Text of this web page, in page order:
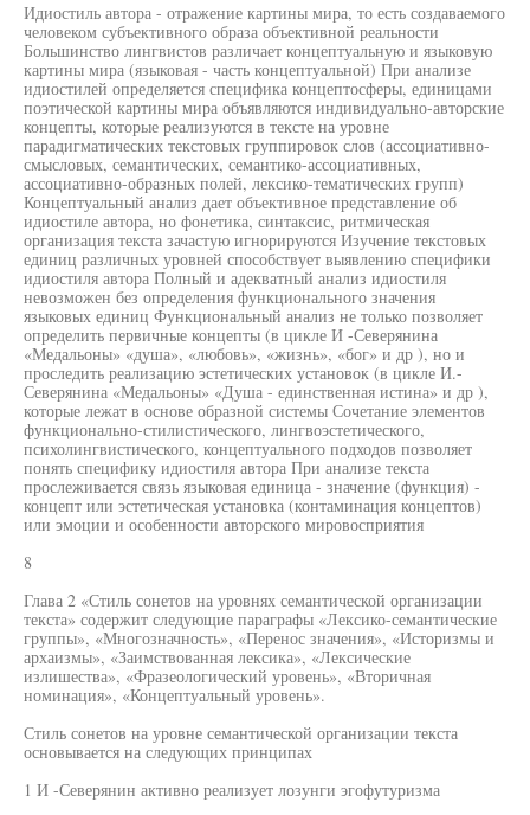
Идиостиль автора - отражение картины мира, то есть создаваемого
человеком субъективного образа объективной реальности
Большинство лингвистов различает концептуальную и языковую
картины мира (языковая - часть концептуальной) При анализе
идиостилей определяется специфика концептосферы, единицами
поэтической картины мира объявляются индивидуально-авторские
концепты, которые реализуются в тексте на уровне
парадигматических текстовых группировок слов (ассоциативно-
смысловых, семантических, семантико-ассоциативных,
ассоциативно-образных полей, лексико-тематических групп)
Концептуальный анализ дает объективное представление об
идиостиле автора, но фонетика, синтаксис, ритмическая
организация текста зачастую игнорируются Изучение текстовых
единиц различных уровней способствует выявлению специфики
идиостиля автора Полный и адекватный анализ идиостиля
невозможен без определения функционального значения
языковых единиц Функциональный анализ не только позволяет
определить первичные концепты (в цикле И -Северянина
«Медальоны» «душа», «любовь», «жизнь», «бог» и др ), но и
проследить реализацию эстетических установок (в цикле И.-
Северянина «Медальоны» «Душа - единственная истина» и др ),
которые лежат в основе образной системы Сочетание элементов
функционально-стилистического, лингвоэстетического,
психолингвистического, концептуального подходов позволяет
понять специфику идиостиля автора При анализе текста
прослеживается связь языковая единица - значение (функция) -
концепт или эстетическая установка (контаминация концептов)
или эмоции и особенности авторского мировосприятия
8
Глава 2 «Стиль сонетов на уровнях семантической организации
текста» содержит следующие параграфы «Лексико-семантические
группы», «Многозначность», «Перенос значения», «Историзмы и
архаизмы», «Заимствованная лексика», «Лексические
излишества», «Фразеологический уровень», «Вторичная
номинация», «Концептуальный уровень».
Стиль сонетов на уровне семантической организации текста
основывается на следующих принципах
1 И -Северянин активно реализует лозунги эгофутуризма